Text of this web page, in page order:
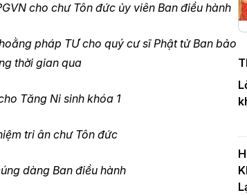
cho chư Tôn đức ủy viên Ban điều hành
pháp TƯ cho quý cư sĩ Phật tử Ban bảo
thời gian qua
Tăng Ni sinh khóa 1
tri ân chư Tôn đức
dàng Ban điều hành